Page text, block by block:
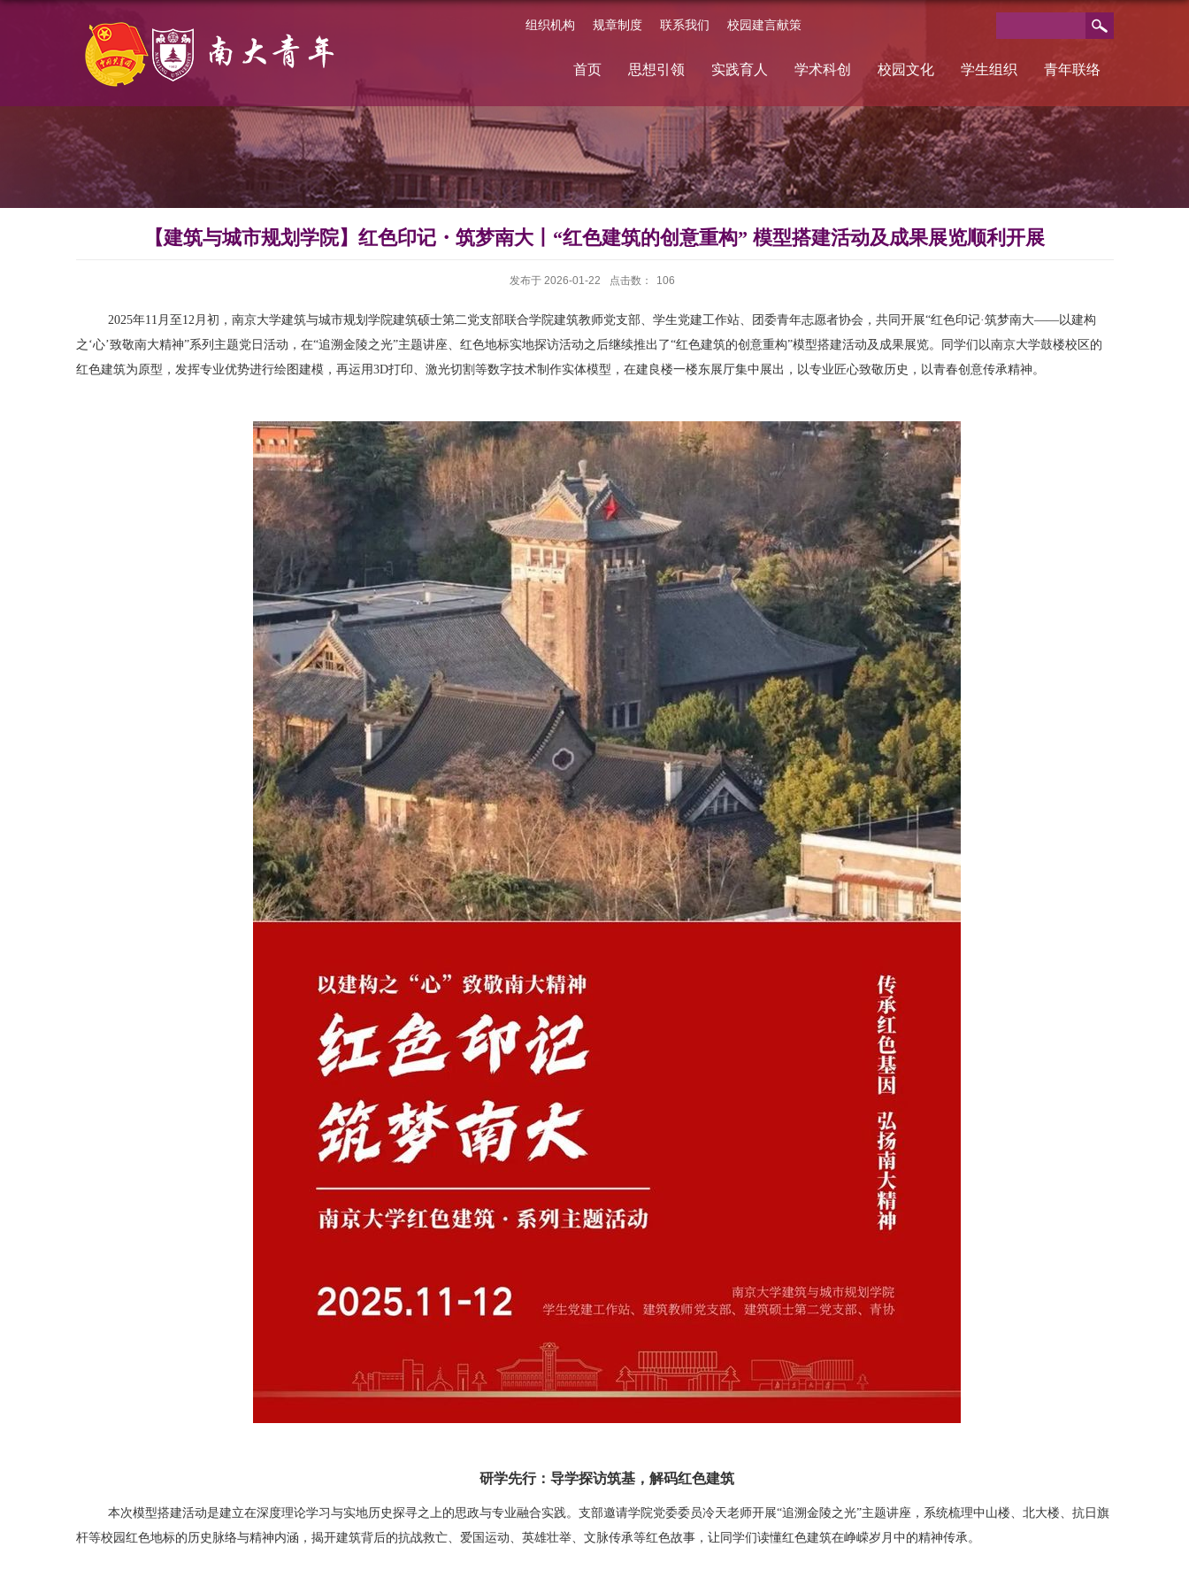
组织机构 规章制度 联系我们 校园建言献策
青年联络
学生组织
校园文化
学术科创
实践育人
思想引领
首页
【建筑与城市规划学院】红色印记・筑梦南大丨“红色建筑的创意重构” 模型搭建活动及成果展览顺利开展
发布于 2026-01-22 点击数： 106
2025年11月至12月初，南京大学建筑与城市规划学院建筑硕士第二党支部联合学院建筑教师党支部、学生党建工作站、团委青年志愿者协会，共同开展“红色印记·筑梦南大——以建构
之‘心’致敬南大精神”系列主题党日活动，在“追溯金陵之光”主题讲座、红色地标实地探访活动之后继续推出了“红色建筑的创意重构”模型搭建活动及成果展览。同学们以南京大学鼓楼校区的
红色建筑为原型，发挥专业优势进行绘图建模，再运用3D打印、激光切割等数字技术制作实体模型，在建良楼一楼东展厅集中展出，以专业匠心致敬历史，以青春创意传承精神。
研学先行：导学探访筑基，解码红色建筑
本次模型搭建活动是建立在深度理论学习与实地历史探寻之上的思政与专业融合实践。支部邀请学院党委委员冷天老师开展“追溯金陵之光”主题讲座，系统梳理中山楼、北大楼、抗日旗
杆等校园红色地标的历史脉络与精神内涵，揭开建筑背后的抗战救亡、爱国运动、英雄壮举、文脉传承等红色故事，让同学们读懂红色建筑在峥嵘岁月中的精神传承。